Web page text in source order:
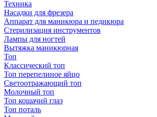
Техника
Насадки для фрезера
Аппарат для маникюра и педикюра
Стерилизация инструментов
Лампы для ногтей
Вытяжка маникюрная
Топ
Классический топ
Топ перепелиное яйцо
Светоотражающий топ
Молочный топ
Топ кошачий глаз
Топ поталь